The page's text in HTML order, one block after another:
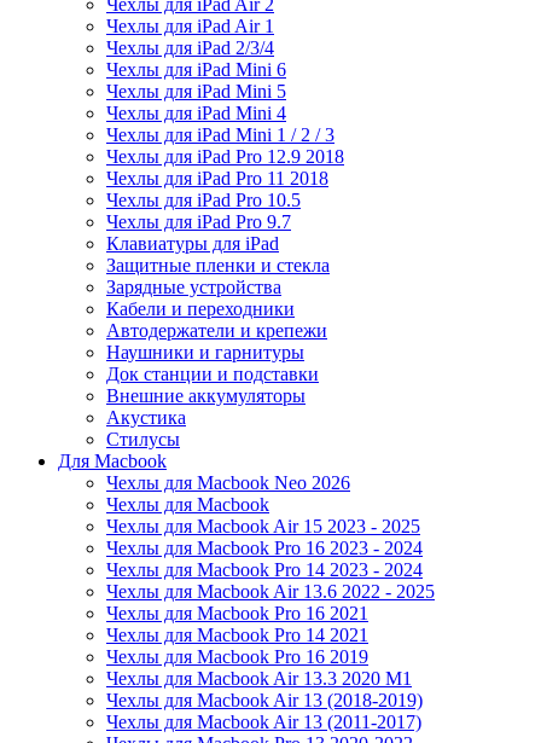
Чехлы для iPad Air 2
Чехлы для iPad Air 1
Чехлы для iPad 2/3/4
Чехлы для iPad Mini 6
Чехлы для iPad Mini 5
Чехлы для iPad Mini 4
Чехлы для iPad Mini 1 / 2 / 3
Чехлы для iPad Pro 12.9 2018
Чехлы для iPad Pro 11 2018
Чехлы для iPad Pro 10.5
Чехлы для iPad Pro 9.7
Клавиатуры для iPad
Защитные пленки и стекла
Зарядные устройства
Кабели и переходники
Автодержатели и крепежи
Наушники и гарнитуры
Док станции и подставки
Внешние аккумуляторы
Акустика
Стилусы
Для Macbook
Чехлы для Macbook Neo 2026
Чехлы для Macbook
Чехлы для Macbook Air 15 2023 - 2025
Чехлы для Macbook Pro 16 2023 - 2024
Чехлы для Macbook Pro 14 2023 - 2024
Чехлы для Macbook Air 13.6 2022 - 2025
Чехлы для Macbook Pro 16 2021
Чехлы для Macbook Pro 14 2021
Чехлы для Macbook Pro 16 2019
Чехлы для Macbook Air 13.3 2020 M1
Чехлы для Macbook Air 13 (2018-2019)
Чехлы для Macbook Air 13 (2011-2017)